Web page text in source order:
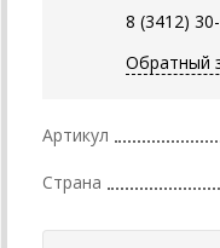
8 (3412)
Обратный
Артикул
Страна